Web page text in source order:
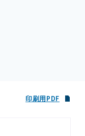
版や修正にも使用さ
やソフトグランドエ
す。
トクリーナーなどの
印刷用PDF